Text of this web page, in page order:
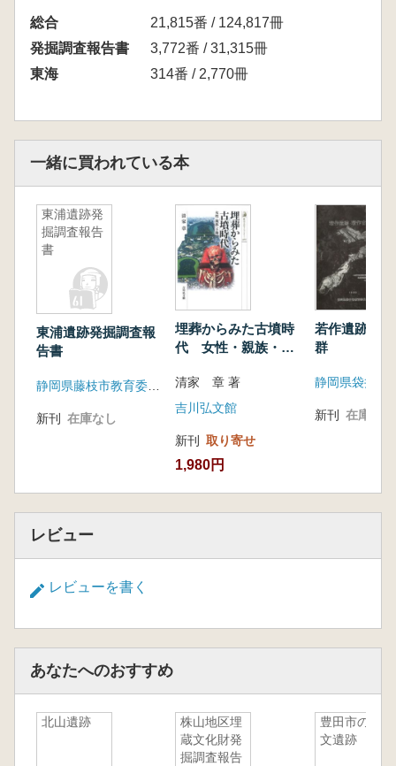
総合
21,815番 / 124,817冊
発掘調査報告書
3,772番 / 31,315冊
東海
314番 / 2,770冊
一緒に買われている本
東浦遺跡発
掘調査報告
書
東浦遺跡発掘調査報
告書
新刊 在庫なし
埋葬からみた古墳時
代 女性・親族・王
清家 章 著
吉川弘文館
新刊 取り寄せ
1,980円
若作遺跡 若
群
新刊 在庫なし
レビュー
レビューを書く
あなたへのおすすめ
北山遺跡
株山地区埋
蔵文化財発
掘調査報告
豊田市の縄
文遺跡